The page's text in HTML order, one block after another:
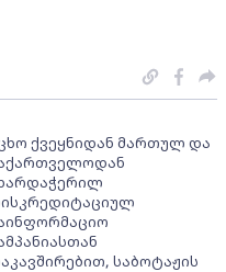
ქვეყნიდან მართულ და
საბოტაჟის